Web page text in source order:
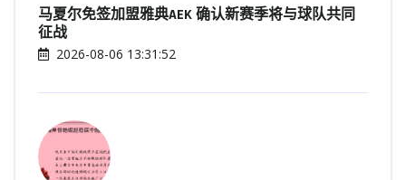
马夏尔免签加盟雅典AEK 确认新赛季将与球队共同
征战
2026-08-06 13:31:52